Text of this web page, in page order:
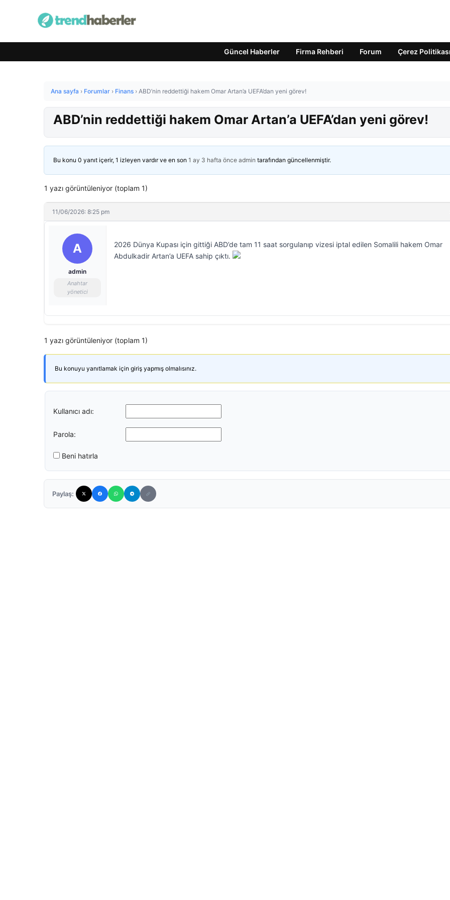
Güncel Haberler Firma Rehberi Forum Çerez Politikası
Ana sayfa › Forumlar › Finans › ABD’nin reddettiği hakem Omar Artan’a UEFA’dan yeni görev!
ABD’nin reddettiği hakem Omar Artan’a UEFA’dan yeni görev!
Bu konu 0 yanıt içerir, 1 izleyen vardır ve en son 1 ay 3 hafta önce admin tarafından güncellenmiştir.
1 yazı görüntüleniyor (toplam 1)
11/06/2026: 8:25 pm
A
admin
Anahtar
yönetici
2026 Dünya Kupası için gittiği ABD’de tam 11 saat sorgulanıp vizesi iptal edilen Somalili hakem Omar
Abdulkadir Artan’a UEFA sahip çıktı.
1 yazı görüntüleniyor (toplam 1)
Bu konuyu yanıtlamak için giriş yapmış olmalısınız.
Kullanıcı adı:
Parola:
Beni hatırla
Paylaş: